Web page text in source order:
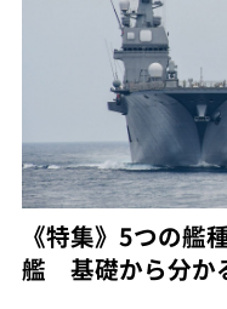
《特集》5つの艦
艦 基礎から分か